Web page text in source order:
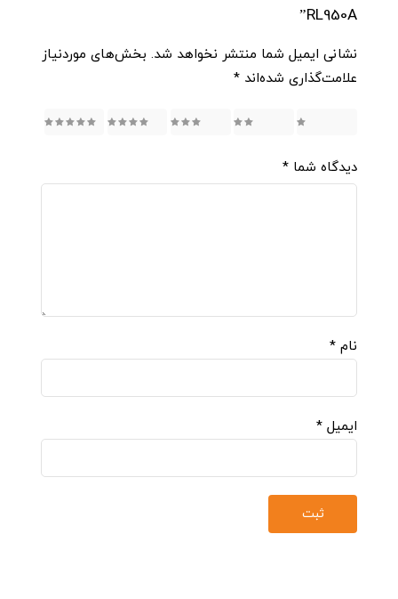
RL950A”
نشانی ایمیل شما منتشر نخواهد شد. بخش‌های موردنیاز
علامت‌گذاری شده‌اند *
5
دیدگاه شما *
نام *
ایمیل *